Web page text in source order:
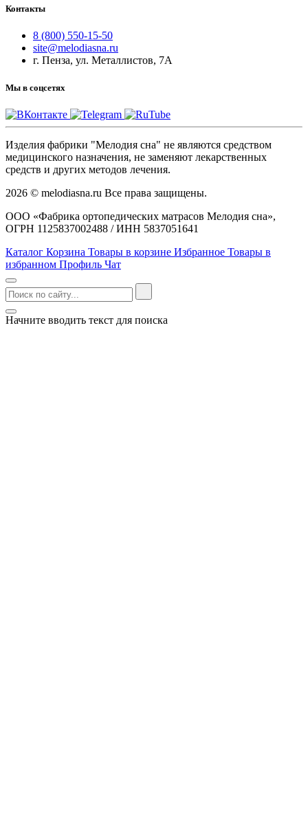
Контакты
8 (800) 550-15-50
site@melodiasna.ru
г. Пенза, ул. Металлистов, 7А
Мы в соцсетях
Изделия фабрики "Мелодия сна" не являются средством
медицинского назначения, не заменяют лекарственных
средств и других методов лечения.
2026 © melodiasna.ru Все права защищены.
ООО «Фабрика ортопедических матрасов Мелодия сна»,
ОГРН 1125837002488 / ИНН 5837051641
Каталог Корзина Товары в корзине Избранное Товары в
избранном Профиль Чат
Начните вводить текст для поиска